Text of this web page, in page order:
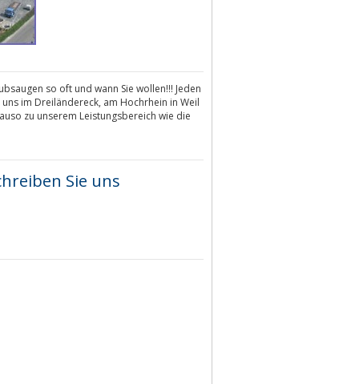
so oft und wann Sie wollen!!! Jeden
im Dreiländereck, am Hochrhein in Weil
zu unserem Leistungsbereich wie die
Sie uns